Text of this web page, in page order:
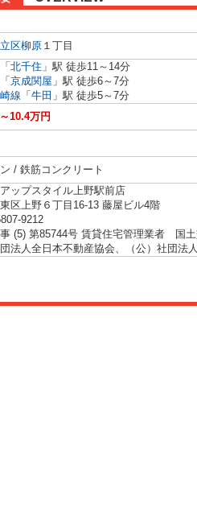
区柳原 １丁目
「 北千住 」駅 徒歩11～14分
「 京成関屋 」駅 徒歩6～7分
線 「 牛田 」駅 徒歩5～7分
10.4万円
/ 鉄筋コンクリート
ップスタイル上野駅前店
区上野６丁目16-13 藤屋ビル4階
9212
(5) 第85744号 賃貸住宅管理業者 国
団法人全日本不動産協会、（公）社団法